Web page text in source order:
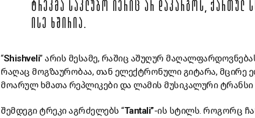
ᲢᲠᲔᲙᲛᲐ ᲡᲐᲙᲚᲣᲑᲝ ᲘᲔᲠᲘᲪ ᲐᲠ ᲓᲐᲙᲐᲠᲒᲝᲡ, ᲥᲐᲠᲗᲣᲚ
ᲘᲡᲔ ᲮᲨᲘᲠᲘᲐ.
“Shishveli” არის მესამე, რაშიც აშუღურ
რაღაც მოგზაურობაა, თან ელექტრონული გიტარა, მცირე
მოარულ ხმათა რეპლიკები და ლამის მუსიკალური ტრანსი
შემდეგი ტრეკი აგრძელებს “Tantali”-ის სტილს. როგორც